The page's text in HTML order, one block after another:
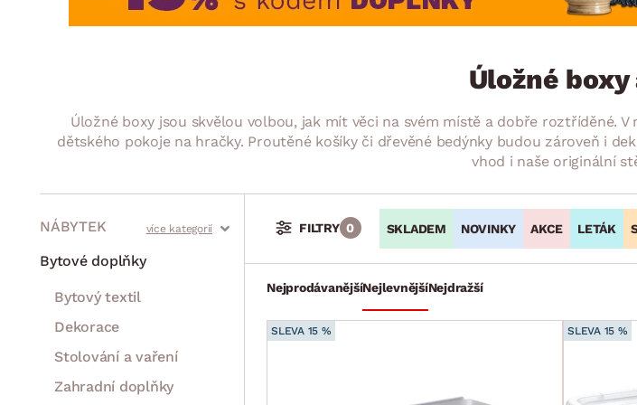
Koupelna
BYTOVÝ TEXTIL
Závěsy a žaluzie
STOLOVÁNÍ A VAŘENÍ
Pánve
DOMÁCÍ
Úložné
Úložné boxy jsou skvělou volbou, jak mít věci na svém místě a dobře roztříděné.
dětského pokoje na hračky. Proutěné košíky či dřevěné bedýnky budou zároveň i
vhod i naše originální
NÁBYTEK
Stoly a stolky
Křesla a sezení
Židle a lavice
Postele
Šatní skříně
Rošty
Matrace
Komody, skříňky a vitríny
Bytové doplňky
Bytový textil
Dekorace
Stolování a vaření
Zahradní doplňky
SKLADEM NOVINKY AKCE LETÁK
FILTRY 0
NejprodávanějšíNejlevnějšíNejdražší
SLEVA 15 % SLEVA 15 %